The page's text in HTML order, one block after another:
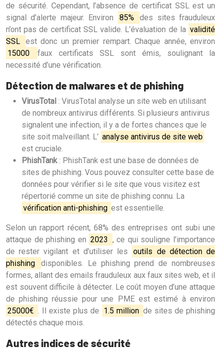
de sécurité. Cependant, l’absence de certificat SSL est un
signal d’alerte majeur. Environ
85% des sites frauduleux
n’ont pas de certificat SSL valide. L’évaluation de la validité
SSL est donc un premier rempart. Chaque année, environ
15000
faux certificats SSL sont émis, soulignant la
necessité d’une vérification.
Détection de malwares et de phishing
VirusTotal : VirusTotal analyse un site web en utilisant
de nombreux antivirus différents. Si plusieurs antivirus
signalent une infection, il y a de fortes chances que le
site soit malveillant. L’ analyse antivirus de site web
est cruciale.
PhishTank : PhishTank est une base de données de
sites de phishing. Vous pouvez consulter cette base de
données pour vérifier si le site que vous visitez est
répertorié comme un site de phishing connu. La
vérification anti-phishing est essentielle.
Selon un rapport récent, 68% des entreprises ont subi une
attaque de phishing en 2023 , ce qui souligne l’importance
de rester vigilant et d’utiliser les
outils de détection de
phishing
disponibles. Le phishing prend de nombreuses
formes, allant des emails frauduleux aux faux sites web, et il
est souvent difficile à détecter. Le coût moyen d’une attaque
de phishing réussie pour une PME est estimé à environ
25000€
. Il existe plus de 1.5 million de sites de phishing
détectés chaque mois.
Autres indices de sécurité